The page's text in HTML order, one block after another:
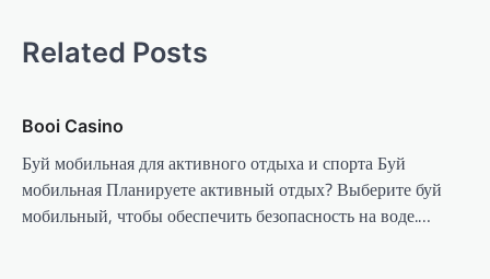
n
a
i
g
a
Related Posts
Booi Casino
Буй мобильная для активного отдыха и спорта Буй
мобильная Планируете активный отдых? Выберите буй
мобильный, чтобы обеспечить безопасность на воде.…